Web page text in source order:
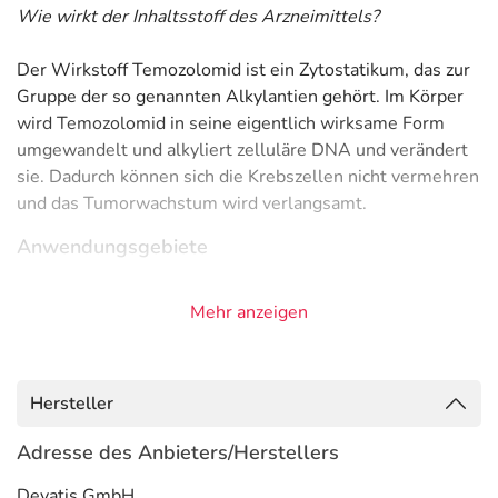
Wie wirkt der Inhaltsstoff des Arzneimittels?
Der Wirkstoff Temozolomid ist ein Zytostatikum, das zur
Gruppe der so genannten Alkylantien gehört. Im Körper
wird Temozolomid in seine eigentlich wirksame Form
umgewandelt und alkyliert zelluläre DNA und verändert
sie. Dadurch können sich die Krebszellen nicht vermehren
und das Tumorwachstum wird verlangsamt.
Anwendungsgebiete
(Gliom (maligne, progredient)), wie z.B. Glioblastoma
Standardbehandlung
(Gliom (maligne, rezidiviert)), wie z.B. Glioblastoma
Mehr anzeigen
Hersteller
Adresse des Anbieters/Herstellers